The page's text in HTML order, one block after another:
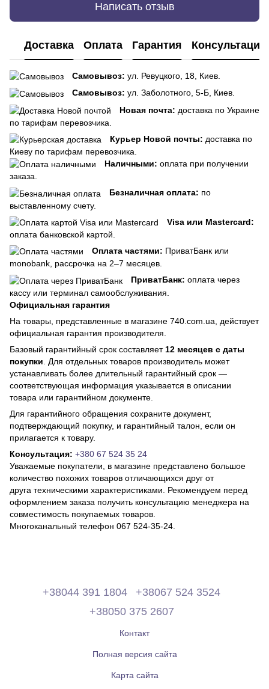
Написать отзыв
Доставка Оплата Гарантия Консультация
Самовывоз: ул. Ревуцкого, 18, Киев.
Самовывоз: ул. Заболотного, 5-Б, Киев.
Новая почта: доставка по Украине
по тарифам перевозчика.
Курьер Новой почты: доставка по
Киеву по тарифам перевозчика.
Наличными: оплата при получении
заказа.
Безналичная оплата: по
выставленному счету.
Visa или Mastercard:
оплата банковской картой.
Оплата частями: ПриватБанк или
monobank, рассрочка на 2–7 месяцев.
ПриватБанк: оплата через
кассу или терминал самообслуживания.
Официальная гарантия
На товары, представленные в магазине 740.com.ua, действует
официальная гарантия производителя.
Базовый гарантийный срок составляет 12 месяцев с даты
покупки . Для отдельных товаров производитель может
устанавливать более длительный гарантийный срок —
соответствующая информация указывается в описании
товара или гарантийном документе.
Для гарантийного обращения сохраните документ,
подтверждающий покупку, и гарантийный талон, если он
прилагается к товару.
Консультация: +380 67 524 35 24
Уважаемые покупатели, в магазине представлено большое
количество похожих товаров отличающихся друг от
друга техническими характеристиками. Рекомендуем перед
оформлением заказа получить консультацию менеджера на
совместимость покупаемых товаров.
Многоканальный телефон 067 524-35-24.
+38044 391 1804
+38067 524 3524
+38050 375 2607
Контакт
Полная версия сайта
Карта сайта